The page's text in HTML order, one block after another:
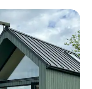
arasında